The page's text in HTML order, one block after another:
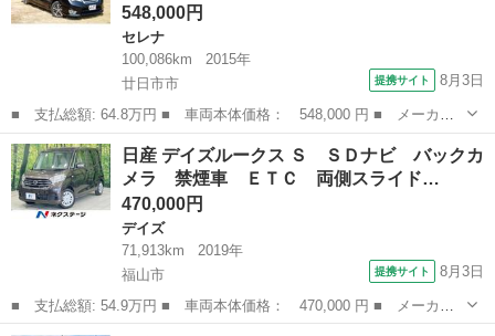
548,000円
セレナ
100,086km
2015年
廿日市市
提携サイト 8月3日
■ 支払総額: 64.8万円 ■ 車両本体価格： 548,000 円 ■ メーカー
名： 日産 ■ 車種名： セレナ ■ グレード名： ハイウェイスタ
ー Ｖセレ＋セーフティＩＩ ＳＨＶ 純正８インチナビ アラウン
ドビューモニ...
広島 廿日市市 セレナ
日産 デイズルークス Ｓ ＳＤナビ バックカ
メラ 禁煙車 ＥＴＣ 両側スライド…
470,000円
デイズ
71,913km
2019年
福山市
提携サイト 8月3日
■ 支払総額: 54.9万円 ■ 車両本体価格： 470,000 円 ■ メーカー
名： 日産 ■ 車種名： デイズルークス ■ グレード名： Ｓ Ｓ